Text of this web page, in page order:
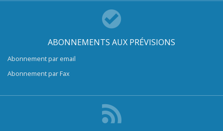
ABONNEMENTS AUX PRÉVISIONS
Abonnement par email
Abonnement par Fax